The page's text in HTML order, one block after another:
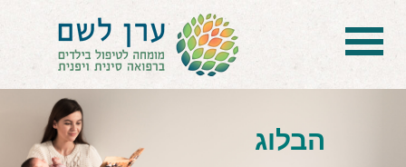
בית
הטיפול
הכל על דיקור סיני ודיקור יפני לילדים
הבלוג